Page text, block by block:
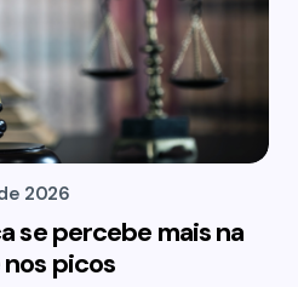
2026
se percebe mais na
picos